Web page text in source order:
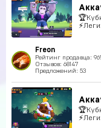
Freon
Рейтинг продавца:
Отзывов: 68147
Предложений: 53